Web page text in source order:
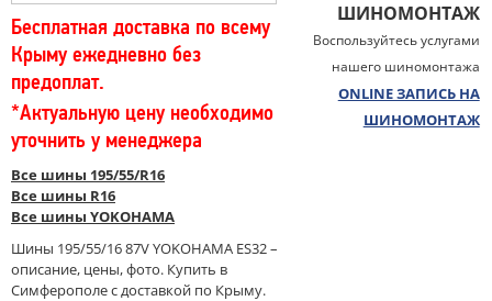
Бесплатная доставка по всему
Крыму ежедневно без
предоплат.
*Актуальную цену необходимо
уточнить у менеджера
Все шины 195/55/R16
Все шины R16
Все шины YOKOHAMA
Шины 195/55/16 87V YOKOHAMA ES32 –
описание, цены, фото. Купить в
Симферополе с доставкой по Крыму.
ШИНОМОНТАЖ
Воспользуйтесь услугами
нашего шиномонтажа
ONLINE ЗАПИСЬ НА
ШИНОМОНТАЖ